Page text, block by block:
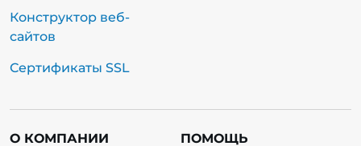
Конструктор веб-
сайтов
Сертификаты SSL
О КОМПАНИИ ПОМОЩЬ